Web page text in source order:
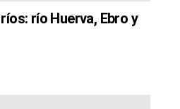
río Huerva, Ebro y